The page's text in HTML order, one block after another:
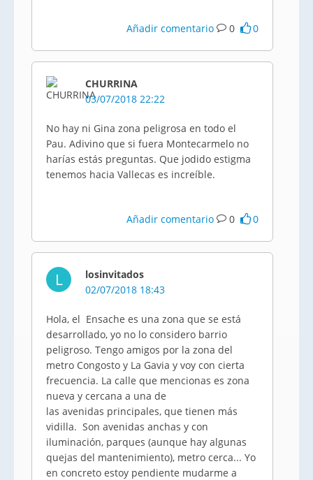
Añadir comentario 0 0
CHURRINA
03/07/2018 22:22
No hay ni Gina zona peligrosa en todo el
Pau. Adivino que si fuera Montecarmelo no
harías estás preguntas. Que jodido estigma
tenemos hacia Vallecas es increíble.
Añadir comentario 0 0
L
losinvitados
02/07/2018 18:43
Hola, el Ensache es una zona que se está
desarrollado, yo no lo considero barrio
peligroso. Tengo amigos por la zona del
metro Congosto y La Gavia y voy con cierta
frecuencia. La calle que mencionas es zona
nueva y cercana a una de
las avenidas principales, que tienen más
vidilla. Son avenidas anchas y con
iluminación, parques (aunque hay algunas
quejas del mantenimiento), metro cerca... Yo
en concreto estoy pendiente mudarme a